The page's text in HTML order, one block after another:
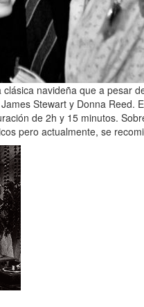
clásica navideña que a pesar
Stewart y Donna Reed.
de 2h y 15 minutos.
pero actualmente, se